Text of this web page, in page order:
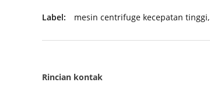
Label: mesin centrifuge kecepatan tinggi,
Rincian kontak